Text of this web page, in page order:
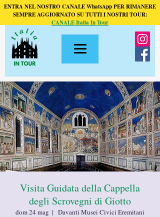
ENTRA NEL NOSTRO CANALE WhatsApp PER RIMANERE
SEMPRE AGGIORNATO SU TUTTI I NOSTRI TOUR:
CANALE Italia In Tour
Visita Guidata della Cappella
degli Scrovegni di Giotto
dom 24 mag
  |
Davanti Musei Civici Eremitani